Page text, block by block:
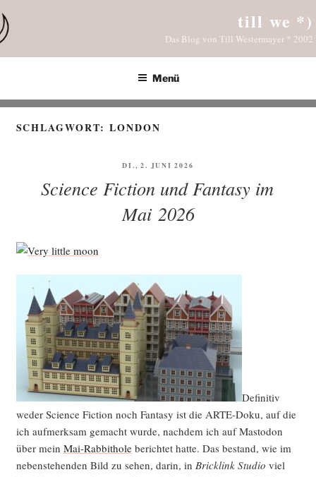
Inhalt
springen
till we *)
Das Blog von Till Westermayer * 2002
Menü
SCHLAGWORT:LONDON
VERÖFFENTLICHT
DI., 2. JUNI 2026
Science Fiction und Fantasy im
Mai 2026
Defi­ni­tiv
weder Sci­ence Fic­tion noch Fan­ta­sy ist die ARTE-Doku, auf die
ich auf­merk­sam gemacht wur­de, nach­dem ich auf Mast­o­don
über mein Mai-Rab­bit­ho­leberich­tet hat­te. Das bestand, wie im
neben­ste­hen­den Bild zu sehen, dar­in, in Brick­link Stu­dio viel